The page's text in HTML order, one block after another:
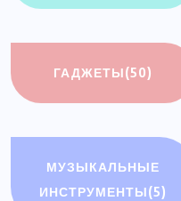
ГАДЖЕТЫ(50)
МУЗЫКАЛЬНЫЕ
ИНСТРУМЕНТЫ(5)